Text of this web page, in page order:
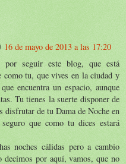
16 de mayo de 2013 a las 17:20
por seguir este blog, que está
como tu, que vives en la ciudad y
encuentra un espacio, aunque
Tu tienes la suerte disponer de
disfrutar de tu Dama de Noche en
que como tu dices estará
noches cálidas pero a cambio
decimos por aquí, vamos, que no